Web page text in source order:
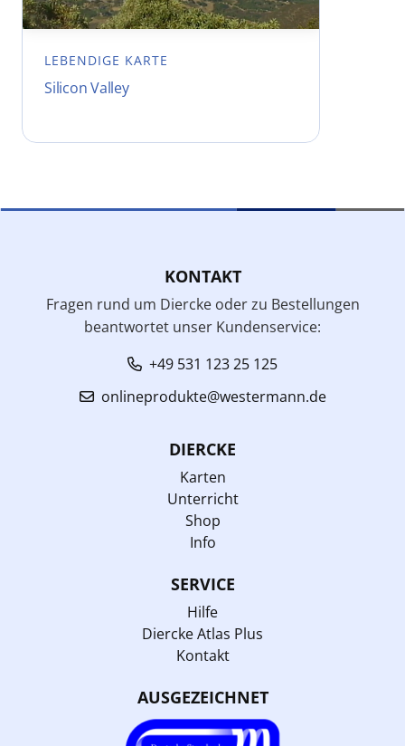
LEBENDIGE KARTE
Silicon Valley
KONTAKT
Fragen rund um Diercke oder zu Bestellungen
beantwortet unser Kundenservice:
+49 531 123 25 125
onlineprodukte@westermann.de
DIERCKE
Karten
Unterricht
Shop
Info
SERVICE
Hilfe
Diercke Atlas Plus
Kontakt
AUSGEZEICHNET